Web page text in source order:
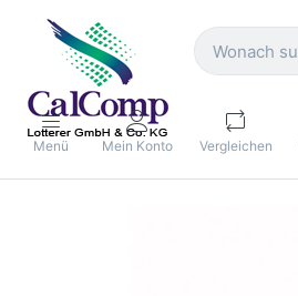
Menü Mein Konto Vergleichen